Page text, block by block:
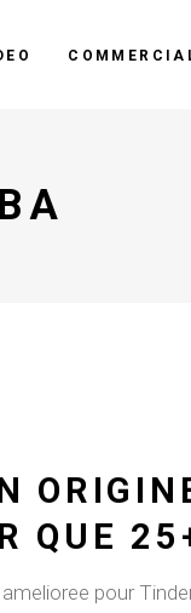
QUE
pour